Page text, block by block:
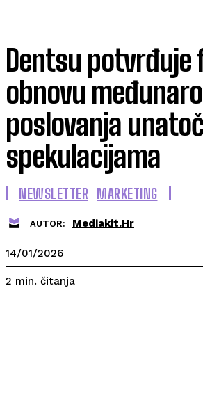
Dentsu potvrđuje
obnovu
poslovanja
spekulacijama
NEWSLETTER MARKETING
AUTOR: Mediakit.hr
14/01/2026
2 min. čitanja